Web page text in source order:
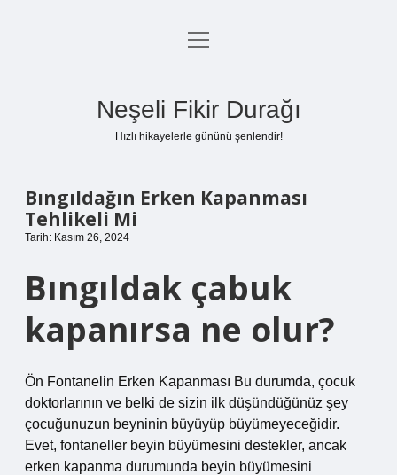
Anasayfa
menüyü
Neşeli Fikir Durağı
Hızlı hikayelerle gününü şenlendir!
Bıngıldağın Erken Kapanması
Tehlikeli Mi
Tarih: Kasım 26, 2024
Bıngıldak çabuk
kapanırsa ne olur?
Ön Fontanelin Erken Kapanması Bu durumda, çocuk
doktorlarının ve belki de sizin ilk düşündüğünüz şey
çocuğunuzun beyninin büyüyüp büyümeyeceğidir.
Evet, fontaneller beyin büyümesini destekler, ancak
erken kapanma durumunda beyin büyümesini